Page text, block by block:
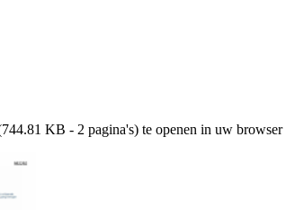
KB - 2 pagina's) te openen in uw browser